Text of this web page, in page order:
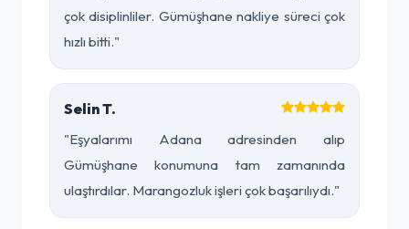
çok disiplinliler. Gümüşhane nakliye süreci çok
hızlı bitti."
Selin T.
"Eşyalarımı Adana adresinden alıp
Gümüşhane konumuna tam zamanında
ulaştırdılar. Marangozluk işleri çok başarılıydı."